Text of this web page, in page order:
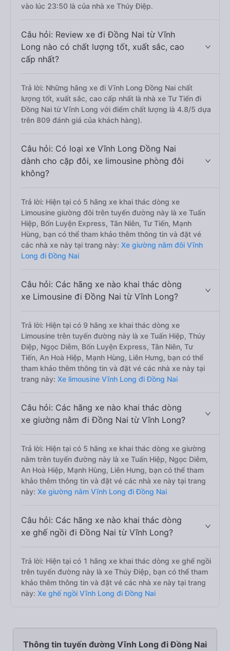
vào lúc 23:50 là của nhà xe Thúy Điệp.
Câu hỏi: Review xe đi Đồng Nai từ Vĩnh
Long nào có chất lượng tốt, xuất sắc, cao
cấp nhất?
Trả lời: Những hãng xe đi Vĩnh Long Đồng Nai chất
lượng tốt, xuất sắc, cao cấp nhất là nhà xe Tư Tiến đi
Đồng Nai từ Vĩnh Long với điểm chất lượng là 4.8/5 dựa
trên 809 đánh giá của khách hàng).
Câu hỏi: Có loại xe Vĩnh Long Đồng Nai
dành cho cặp đôi, xe limousine phòng đôi
không?
Trả lời: Hiện tại có 5 hãng xe khai thác dòng xe
Limousine giường đôi trên tuyến đường này là xe Tuấn
Hiệp, Bốn Luyện Express, Tân Niên, Tư Tiến, Mạnh
Hùng, bạn có thể tham khảo thêm thông tin và đặt vé
các nhà xe này tại trang này: Xe giường nằm đôi Vĩnh
Long đi Đồng Nai
Câu hỏi: Các hãng xe nào khai thác dòng
xe Limousine đi Đồng Nai từ Vĩnh Long?
Trả lời: Hiện tại có 9 hãng xe khai thác dòng xe
Limousine trên tuyến đường này là xe Tuấn Hiệp, Thúy
Điệp, Ngọc Diễm, Bốn Luyện Express, Tân Niên, Tư
Tiến, An Hoà Hiệp, Mạnh Hùng, Liên Hưng, bạn có thể
tham khảo thêm thông tin và đặt vé các nhà xe này tại
trang này: Xe limousine Vĩnh Long đi Đồng Nai
Câu hỏi: Các hãng xe nào khai thác dòng
xe giường nằm đi Đồng Nai từ Vĩnh Long?
Trả lời: Hiện tại có 5 hãng xe khai thác dòng xe giường
nằm trên tuyến đường này là xe Tuấn Hiệp, Ngọc Diễm,
An Hoà Hiệp, Mạnh Hùng, Liên Hưng, bạn có thể tham
khảo thêm thông tin và đặt vé các nhà xe này tại trang
này: Xe giường nằm Vĩnh Long đi Đồng Nai
Câu hỏi: Các hãng xe nào khai thác dòng
xe ghế ngồi đi Đồng Nai từ Vĩnh Long?
Trả lời: Hiện tại có 1 hãng xe khai thác dòng xe ghế ngồi
trên tuyến đường này là xe Thúy Điệp, bạn có thể tham
khảo thêm thông tin và đặt vé các nhà xe này tại trang
này: Xe ghế ngồi Vĩnh Long đi Đồng Nai
Thông tin tuyến đường Vĩnh Long đi Đồng Nai